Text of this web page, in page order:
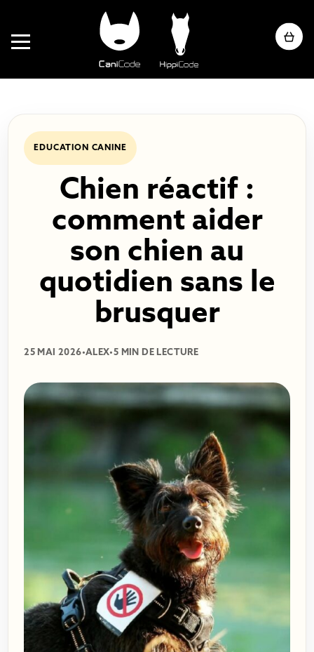
Skip
content
EDUCATION CANINE
Chien réactif :
comment aider
son chien au
quotidien sans le
brusquer
25 MAI 2026•ALEX•5 MIN DE LECTURE